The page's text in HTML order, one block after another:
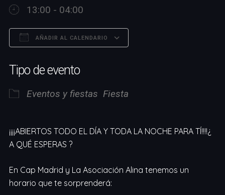
13:00 - 04:00
AÑADIR AL CALENDARIO
Tipo de evento
Eventos y fiestas Fiesta
¡¡¡¡ABIERTOS TODO EL DÍA Y TODA LA NOCHE PARA TÍ!!!!¿
A QUÉ ESPERAS ?
En Cap Madrid y La Asociación Alina tenemos un
horario que te sorprenderá: